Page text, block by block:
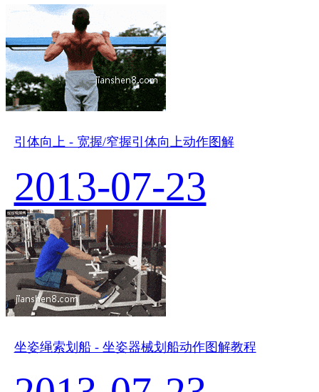
引体向上 - 宽握/窄握引体向上动作图解
2013-07-23
坐姿绳索划船 - 坐姿器械划船动作图解教程